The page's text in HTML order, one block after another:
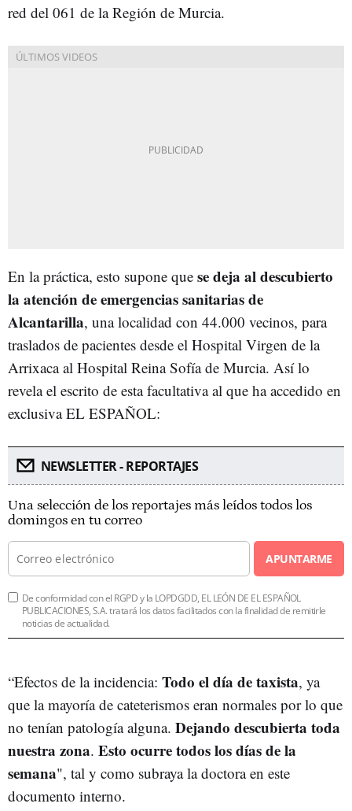
red del 061 de la Región de Murcia.
En la práctica, esto supone que se deja al descubierto
la atención de emergencias sanitarias de
Alcantarilla, una localidad con 44.000 vecinos, para
traslados de pacientes desde el Hospital Virgen de la
Arrixaca al Hospital Reina Sofía de Murcia. Así lo
revela el escrito de esta facultativa al que ha accedido en
exclusiva EL ESPAÑOL:
NEWSLETTER - REPORTAJES
Una selección de los reportajes más leídos todos los
domingos en tu correo
APUNTARME
De conformidad con el RGPD y la LOPDGDD, EL LEÓN DE EL ESPAÑOL
PUBLICACIONES, S.A. tratará los datos facilitados con la finalidad de remitirle
noticias de actualidad.
“Efectos de la incidencia: Todo el día de taxista, ya
que la mayoría de cateterismos eran normales por lo que
no tenían patología alguna. Dejando descubierta toda
nuestra zona. Esto ocurre todos los días de la
semana", tal y como subraya la doctora en este
documento interno.